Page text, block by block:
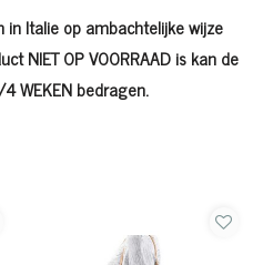
in Italie op ambachtelijke wijze
NIET OP VOORRAAD is kan de
4 WEKEN bedragen.